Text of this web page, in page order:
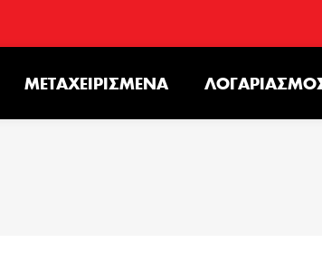
ΜΕΤΑΧΕΙΡΙΣΜΈΝΑ